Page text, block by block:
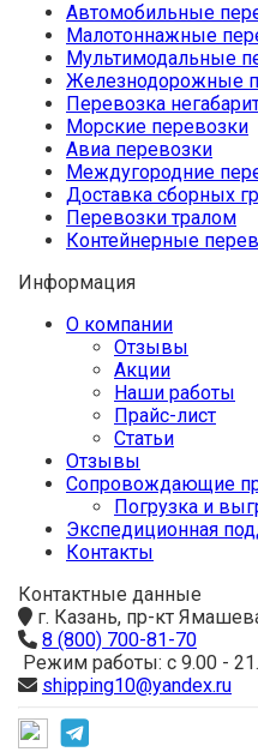
Автомобильные
Малотоннажные
Мультимодальные
Железнодорожные
Перевозка
Морские перевозки
Авиа перевозки
Междугородние
Доставка сборных
Перевозки тралом
Контейнерные
Информация
О компании
Отзывы
Акции
Наши работы
Прайс-лист
Статьи
Отзывы
Сопровождающие
Погрузка и
Экспедиционная
Контакты
Контактные данные
г. Казань, пр-кт
8 (800) 700-81-70
Режим работы: с 9.00 -
shipping10@yandex.ru